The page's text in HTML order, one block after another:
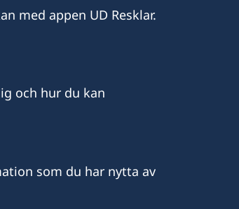
till
kan vid behov
ta kontakt med
med appen UD Resklar.
och hur du kan
som du har nytta av